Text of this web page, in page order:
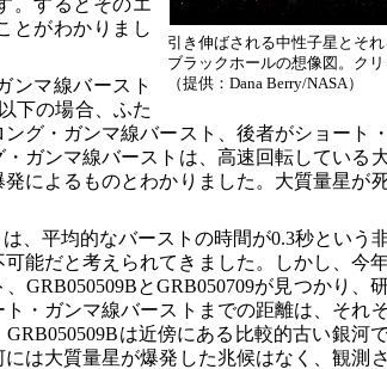
引き伸ばされる中性子星とそ
ブラックホールの想像図。ク
（提供：Dana Berry/NASA）
とがわかりまし
ンマ線バースト
下の場合、ふた
グ・ガンマ線バースト、後者がショート
ガンマ線バーストは、高速回転している
によるものとわかりました。大質量星が
、平均的なバーストの時間が0.3秒という
能だと考えられてきました。しかし、今
GRB050509BとGRB050709が見つかり、
・ガンマ線バーストまでの距離は、それ
は近傍にある比較的古い銀河
は大質量星が爆発した兆候はなく、観測